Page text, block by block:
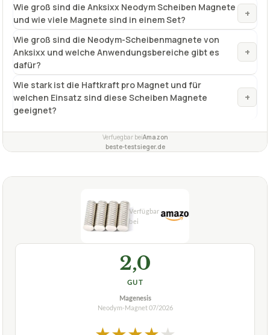
Wie groß sind die Anksixx Neodym Scheiben Magnete
und wie viele Magnete sind in einem Set?
+
Wie groß sind die Neodym-Scheibenmagnete von
Anksixx und welche Anwendungsbereiche gibt es
dafür?
+
Wie stark ist die Haftkraft pro Magnet und für
welchen Einsatz sind diese Scheiben Magnete
geeignet?
+
Verfuegbar beiAmazon
beste-testsieger.de
2,0
GUT
Magenesis
Neodym-Magnet07/2026